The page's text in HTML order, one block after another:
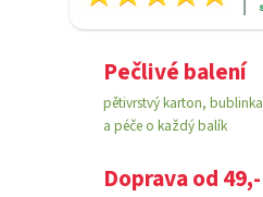
Pečlivé balení
pětivrstvý karton, bublinka
a péče o každý balík
Doprava od 49,-